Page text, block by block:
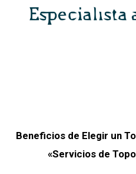
Beneficios de Elegir un
«Servicios de